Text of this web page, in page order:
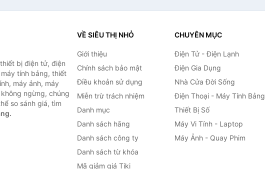
bị điện tử, điện
tính bảng, thiết
máy ảnh, máy
ngừng, chúng
so sánh giá, tìm
VỀ SIÊU THỊ NHỎ
Giới thiệu
Chính sách bảo mật
Điều khoản sử dụng
Miễn trừ trách nhiệm
Danh mục
Danh sách hãng
Danh sách công ty
Danh sách từ khóa
Mã giảm giá Tiki
CHUYÊN MỤC
Điện Tử - Điện Lạnh
Điện Gia Dụng
Nhà Cửa Đời Sống
Điện Thoại - Máy Tính Bảng
Thiết Bị Số
Máy Vi Tính - Laptop
Máy Ảnh - Quay Phim